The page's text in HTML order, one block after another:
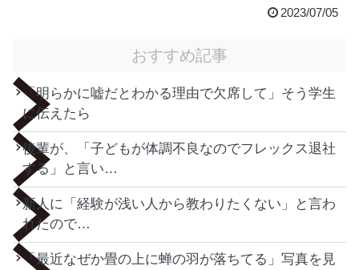
2023/07/05
おすすめ記事
「明らかに嘘だとわかる理由で欠席して」そう学生
に伝えたら
後輩が、「子どもが体調不良なのでフレックス退社
する」と言い…
新人に「経験が浅い人から教わりたくない」と言わ
れたので…
「最近なぜか畳の上に蝉の羽が落ちてる」写真を見